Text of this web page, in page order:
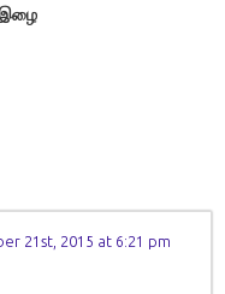
இழை
21st, 2015 at 6:21 pm